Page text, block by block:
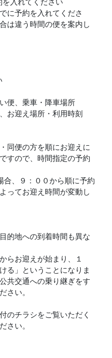
に予約を入れてくださ
は違う時間の便を案内し
便、乗車・降車場所
お迎え場所・利用時刻
同便の方を順にお迎えに
すので、時間指定の予約
、９：００から順に予約
ってお迎え時間が変動し
的地への到着時間も異な
らお迎えが始まり、１
る」ということになりま
共交通への乗り継ぎをす
さい。
のチラシをご覧いただく
さい。